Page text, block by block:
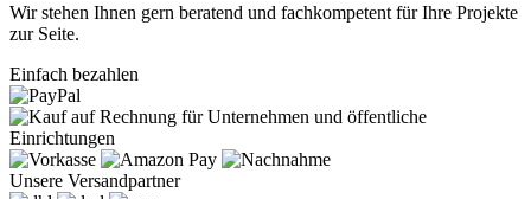
Wir stehen Ihnen gern beratend und fachkompetent für Ihre Projekte
zur Seite.
Einfach bezahlen
Unsere Versandpartner